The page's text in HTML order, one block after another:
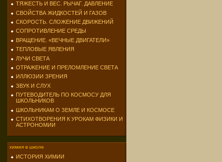
ТЯЖЕСТЬ И ВЕС. РЫЧАГ. ДАВЛЕНИЕ
СВОЙСТВА ЖИДКОСТЕЙ И ГАЗОВ
СКОРОСТЬ. СЛОЖЕНИЕ ДВИЖЕНИЙ
СОПРОТИВЛЕНИЕ СРЕДЫ
ВРАЩЕНИЕ. «ВЕЧНЫЕ ДВИГАТЕЛИ»
ТЕПЛОВЫЕ ЯВЛЕНИЯ
ЛУЧИ СВЕТА
ОТРАЖЕНИЕ И ПРЕЛОМЛЕНИЕ СВЕТА
ИЛЛЮЗИИ ЗРЕНИЯ
ЗВУК И СЛУХ
ПУТЕВОДИТЕЛЬ ПО КОСМОСУ ДЛЯ
ШКОЛЬНИКОВ
ШКОЛЬНИКАМ О ЗЕМЛЕ И КОСМОСЕ
СТИХОТВОРЕНИЯ К УРОКАМ ФИЗИКИ И
АСТРОНОМИИ
химия в школе
ИСТОРИЯ ХИМИИ